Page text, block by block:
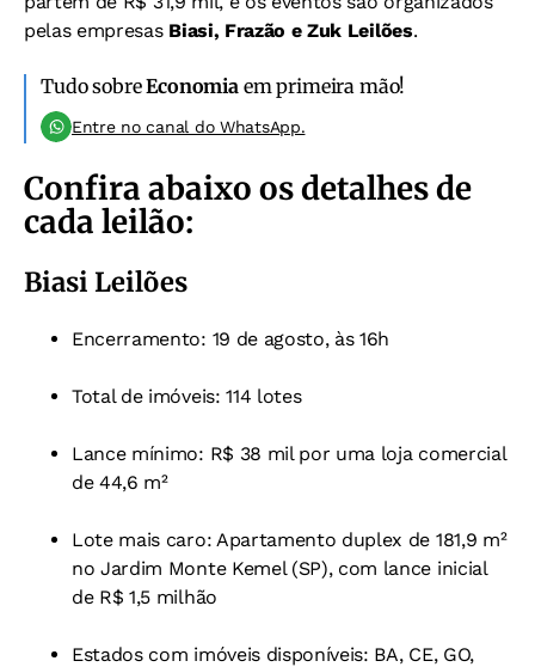
pelas empresas Biasi, Frazão e Zuk Leilões.
Tudo sobreEconomiaem primeira mão!
Entre no canal do WhatsApp.
Confira abaixo os detalhes de
cada leilão:
Biasi Leilões
Encerramento: 19 de agosto, às 16h
Total de imóveis: 114 lotes
Lance mínimo: R$ 38 mil por uma loja comercial
de 44,6 m²
Lote mais caro: Apartamento duplex de 181,9 m²
no Jardim Monte Kemel (SP), com lance inicial
de R$ 1,5 milhão
Estados com imóveis disponíveis: BA, CE, GO,